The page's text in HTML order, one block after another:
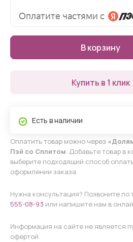
В корзину
Купить в 1 клик
Есть в наличии
Оплатить товар можно через
Пэй со Сплитом. Добавьте товар в
выберите подходящий способ
оформлении заказа.
Нужна консультация? Позвоните по
555-08-93 или напишите нам в
Информация на сайте не является
офертой.